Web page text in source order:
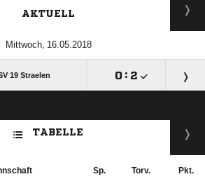
AKTUELL
 
19 Straelen  : 
ANZEIGE
TABELLE
Sp. Torv. Pkt.